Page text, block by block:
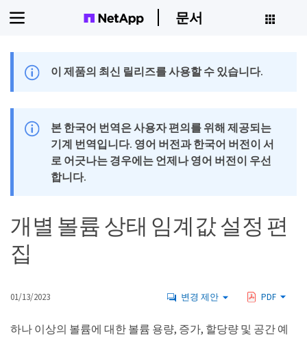
문서
이 제품의 최신 릴리즈를 사용할 수 있습니다.
본 한국어 번역은 사용자 편의를 위해 제공되는
기계 번역입니다. 영어 버전과 한국어 버전이 서
로 어긋나는 경우에는 언제나 영어 버전이 우선
합니다.
개별 볼륨 상태 임계값 설정 편
집
01/13/2023 변경 제안 PDF
하나 이상의 볼륨에 대한 볼륨 용량, 증가, 할당량 및 공간 예